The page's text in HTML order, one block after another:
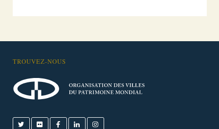
TROUVEZ-NOUS